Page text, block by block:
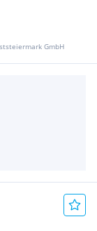
GmbH